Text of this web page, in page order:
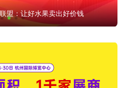
盟：让好水果卖出好价钱